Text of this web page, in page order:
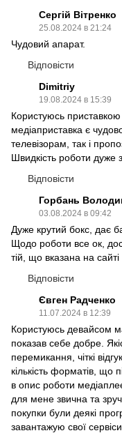
Сергій Вітренко
25.08.2024 в 21:24
Чудовий апарат.
Відповісти
Dimitriy
19.08.2024 в 15:39
Користуюсь приставкою
медіаприставка є
телевізорам, так і
Швидкість роботи дуже
Відповісти
Горбань
03.08.2024 в 09:42
Дуже крутий бокс, дає
Щодо роботи все ок,
тій, що вказана на сайті
Відповісти
Євген Радченко
11.07.2024 в 12:39
Користуюсь девайсом
показав себе добре.
перемикання, чіткі
кількість форматів, що
в опис роботи
для мене звична та
покупки були деякі
завантажую свої